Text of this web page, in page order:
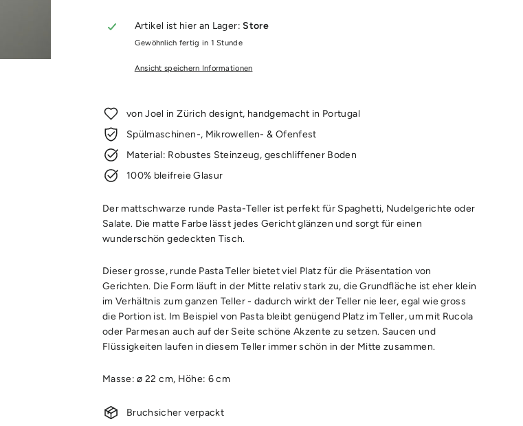
Artikel ist hier an Lager:Store
Gewöhnlich fertig in 1 Stunde
Ansicht speichern Informationen
von Joel in Zürich designt, handgemacht in Portugal
Spülmaschinen-, Mikrowellen- & Ofenfest
Material: Robustes Steinzeug, geschliffener Boden
100% bleifreie Glasur
Der mattschwarze runde Pasta-Teller ist perfekt für Spaghetti, Nudelgerichte oder
Salate. Die matte Farbe lässt jedes Gericht glänzen und sorgt für einen
wunderschön gedeckten Tisch.
Dieser grosse, runde Pasta Teller bietet viel Platz für die Präsentation von
Gerichten. Die Form läuft in der Mitte relativ stark zu, die Grundfläche ist eher klein
im Verhältnis zum ganzen Teller - dadurch wirkt der Teller nie leer, egal wie gross
die Portion ist. Im Beispiel von Pasta bleibt genügend Platz im Teller, um mit Rucola
oder Parmesan auch auf der Seite schöne Akzente zu setzen. Saucen und
Flüssigkeiten laufen in diesem Teller immer schön in der Mitte zusammen.
Masse: ø 22 cm, Höhe: 6 cm
Bruchsicher verpackt